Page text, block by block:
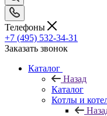
Телефоны
+7 (495) 532‑34‑31
Заказать звонок
Каталог
Назад
Каталог
Котлы и